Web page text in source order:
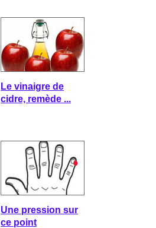
Le vinaigre de
cidre, remède ...
Une pression sur
ce point